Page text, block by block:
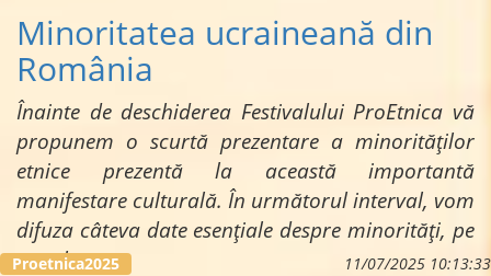
Minoritatea ucraineană din
România
Înainte de deschiderea Festivalului ProEtnica vă
propunem o scurtă prezentare a minorităților
etnice prezentă la această importantă
manifestare culturală. În următorul interval, vom
difuza câteva date esențiale despre minorități, pe
care le...
11/07/2025 10:13:33
Proetnica2025